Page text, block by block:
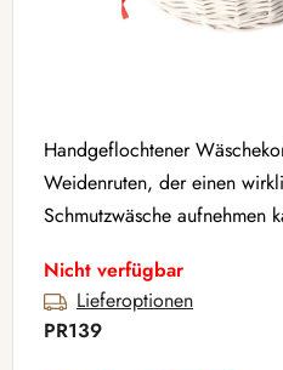
Handgeflochtener
Weidenruten, der einen
Schmutzwäsche aufnehmen
Nicht verfügbar
Lieferoptionen
PR139